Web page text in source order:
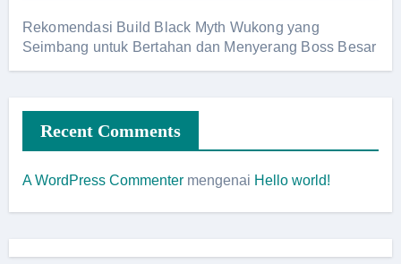
Rekomendasi Build Black Myth Wukong yang
Seimbang untuk Bertahan dan Menyerang Boss Besar
Recent Comments
A WordPress Commentermengenai Hello world!